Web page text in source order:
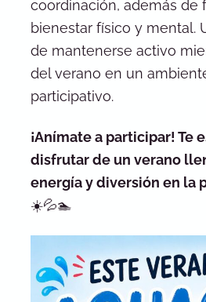
coordinación, además de
bienestar físico y mental.
de mantenerse activo
del verano en un
participativo.
¡Anímate a participar! Te
disfrutar de un verano
energía y diversión en la
☀️💦🏊